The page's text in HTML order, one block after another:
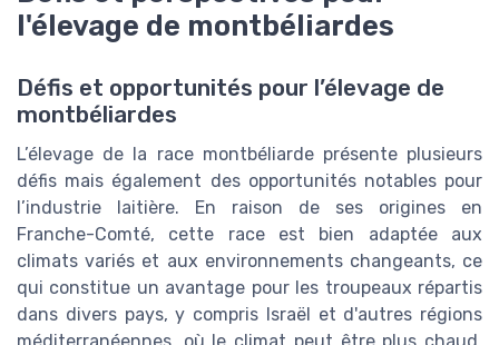
l'élevage de montbéliardes
Défis et opportunités pour l’élevage de
montbéliardes
L’élevage de la race montbéliarde présente plusieurs
défis mais également des opportunités notables pour
l’industrie laitière. En raison de ses origines en
Franche-Comté, cette race est bien adaptée aux
climats variés et aux environnements changeants, ce
qui constitue un avantage pour les troupeaux répartis
dans divers pays, y compris Israël et d'autres régions